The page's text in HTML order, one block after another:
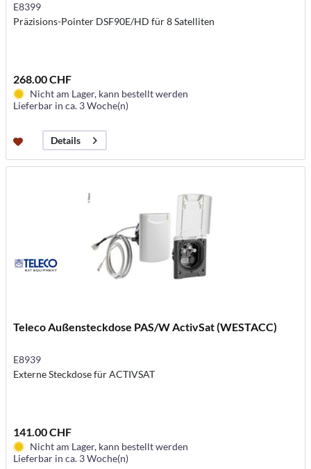
E8399
Präzisions-Pointer DSF90E/HD für 8 Satelliten
268.00 CHF
Nicht am Lager, kann bestellt werden
Lieferbar in ca. 3 Woche(n)
Details
Teleco Außensteckdose PAS/W ActivSat (WESTACC)
E8939
Externe Steckdose für ACTIVSAT
141.00 CHF
Nicht am Lager, kann bestellt werden
Lieferbar in ca. 3 Woche(n)